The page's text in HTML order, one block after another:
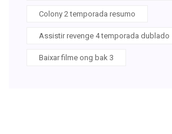
Colony 2 temporada resumo
Assistir revenge 4 temporada dublado
Baixar filme ong bak 3